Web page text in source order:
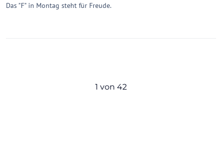
Das "F" in Montag steht für Freude.
1 von 42